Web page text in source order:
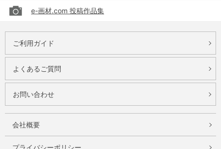
e-画材.com 投稿作品集
ご利用ガイド
よくあるご質問
お問い合わせ
会社概要
プライバシーポリシー